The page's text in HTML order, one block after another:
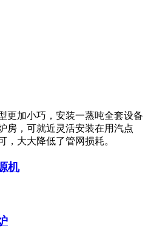
更加小巧，安装一蒸吨全套设备
房，可就近灵活安装在用汽点
，大大降低了管网损耗。
机